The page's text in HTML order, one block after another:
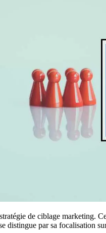
de ciblage marketing.
distingue par sa focalisation